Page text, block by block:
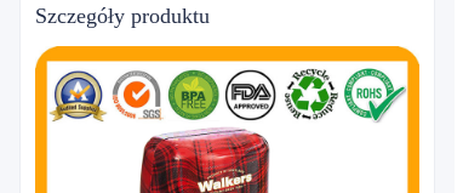
Szczegóły produktu